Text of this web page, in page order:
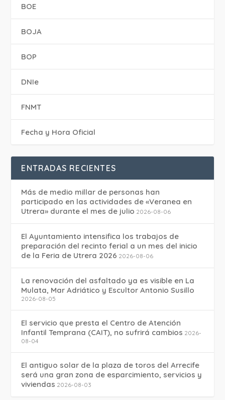
BOE
BOJA
BOP
DNIe
FNMT
Fecha y Hora Oficial
ENTRADAS RECIENTES
Más de medio millar de personas han
participado en las actividades de «Veranea en
Utrera» durante el mes de julio 2026-08-06
El Ayuntamiento intensifica los trabajos de
preparación del recinto ferial a un mes del inicio
de la Feria de Utrera 2026 2026-08-06
La renovación del asfaltado ya es visible en La
Mulata, Mar Adriático y Escultor Antonio Susillo
2026-08-05
El servicio que presta el Centro de Atención
Infantil Temprana (CAIT), no sufrirá cambios 2026-
08-04
El antiguo solar de la plaza de toros del Arrecife
será una gran zona de esparcimiento, servicios y
viviendas 2026-08-03